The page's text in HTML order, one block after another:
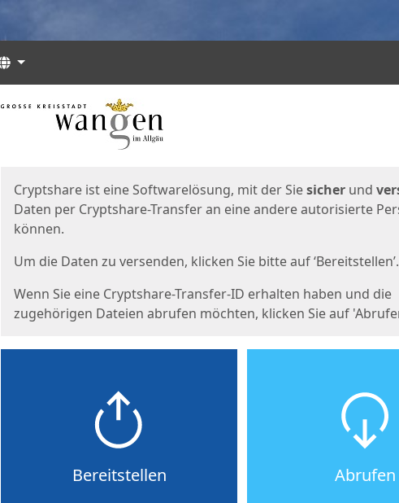
Sprachen
Start
Cryptshare ist eine Softwarelösung, mit der Siesicher und
Daten per Cryptshare-Transfer an eine andere autorisierte
können.
Um die Daten zu versenden, klicken Sie bitte auf ‘Bereitstellen’.
Wenn Sie eine Cryptshare-Transfer-ID erhalten haben und die
zugehörigen Dateien abrufen möchten, klicken Sie auf
Bereitstellen Abrufen